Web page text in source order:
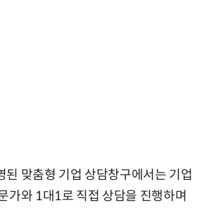
된 맞춤형 기업 상담창구에서는 기업
가와 1대1로 직접 상담을 진행하며